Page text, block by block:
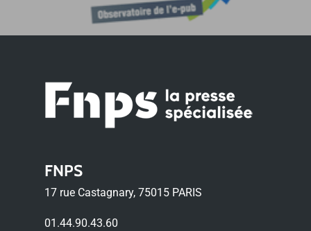
FNPS
17 rue Castagnary, 75015 PARIS
01.44.90.43.60